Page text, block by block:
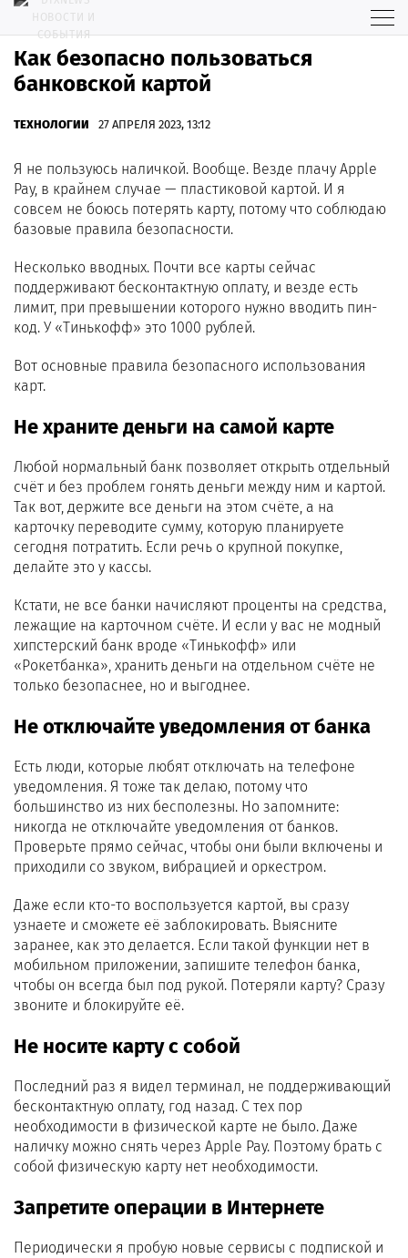
Как безопасно пользоваться
банковской картой
ТЕХНОЛОГИИ 27 АПРЕЛЯ 2023, 13:12
Я не пользуюсь наличкой. Вообще. Везде плачу Apple
Pay, в крайнем случае — пластиковой картой. И я
совсем не боюсь потерять карту, потому что соблюдаю
базовые правила безопасности.
Несколько вводных. Почти все карты сейчас
поддерживают бесконтактную оплату, и везде есть
лимит, при превышении которого нужно вводить пин-
код. У «Тинькофф» это 1000 рублей.
Вот основные правила безопасного использования
карт.
Не храните деньги на самой карте
Любой нормальный банк позволяет открыть отдельный
счёт и без проблем гонять деньги между ним и картой.
Так вот, держите все деньги на этом счёте, а на
карточку переводите сумму, которую планируете
сегодня потратить. Если речь о крупной покупке,
делайте это у кассы.
Кстати, не все банки начисляют проценты на средства,
лежащие на карточном счёте. И если у вас не модный
хипстерский банк вроде «Тинькофф» или
«Рокетбанка», хранить деньги на отдельном счёте не
только безопаснее, но и выгоднее.
Не отключайте уведомления от банка
Есть люди, которые любят отключать на телефоне
уведомления. Я тоже так делаю, потому что
большинство из них бесполезны. Но запомните:
никогда не отключайте уведомления от банков.
Проверьте прямо сейчас, чтобы они были включены и
приходили со звуком, вибрацией и оркестром.
Даже если кто-то воспользуется картой, вы сразу
узнаете и сможете её заблокировать. Выясните
заранее, как это делается. Если такой функции нет в
мобильном приложении, запишите телефон банка,
чтобы он всегда был под рукой. Потеряли карту? Сразу
звоните и блокируйте её.
Не носите карту с собой
Последний раз я видел терминал, не поддерживающий
бесконтактную оплату, год назад. С тех пор
необходимости в физической карте не было. Даже
наличку можно снять через Apple Pay. Поэтому брать с
собой физическую карту нет необходимости.
Запретите операции в Интернете
Периодически я пробую новые сервисы с подпиской и